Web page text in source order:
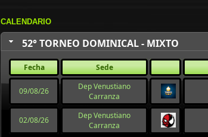
CALENDARIO
52° TORNEO DOMINICAL - MIXTO
Fecha Sede
09/08/26
Dep Venustiano
Carranza
02/08/26
Dep Venustiano
Carranza